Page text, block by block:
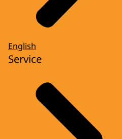
English
Service